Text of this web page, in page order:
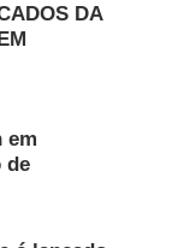
DA
em
de